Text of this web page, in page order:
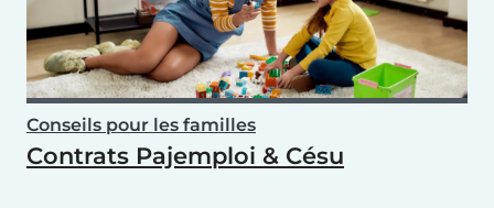
Conseils pour les familles
Contrats Pajemploi & Césu